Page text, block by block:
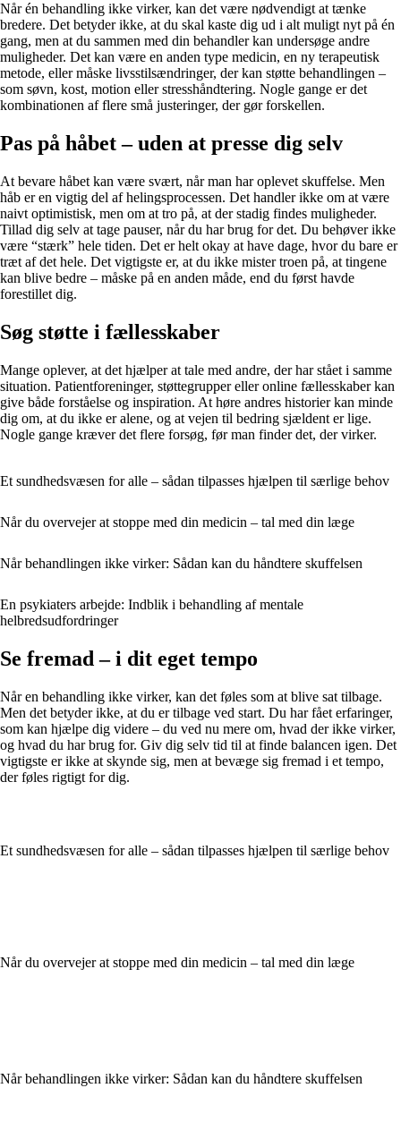
Når én behandling ikke virker, kan det være nødvendigt at tænke
bredere. Det betyder ikke, at du skal kaste dig ud i alt muligt nyt på én
gang, men at du sammen med din behandler kan undersøge andre
muligheder. Det kan være en anden type medicin, en ny terapeutisk
metode, eller måske livsstilsændringer, der kan støtte behandlingen –
som søvn, kost, motion eller stresshåndtering. Nogle gange er det
kombinationen af flere små justeringer, der gør forskellen.
Pas på håbet – uden at presse dig selv
At bevare håbet kan være svært, når man har oplevet skuffelse. Men
håb er en vigtig del af helingsprocessen. Det handler ikke om at være
naivt optimistisk, men om at tro på, at der stadig findes muligheder.
Tillad dig selv at tage pauser, når du har brug for det. Du behøver ikke
være “stærk” hele tiden. Det er helt okay at have dage, hvor du bare er
træt af det hele. Det vigtigste er, at du ikke mister troen på, at tingene
kan blive bedre – måske på en anden måde, end du først havde
forestillet dig.
Søg støtte i fællesskaber
Mange oplever, at det hjælper at tale med andre, der har stået i samme
situation. Patientforeninger, støttegrupper eller online fællesskaber kan
give både forståelse og inspiration. At høre andres historier kan minde
dig om, at du ikke er alene, og at vejen til bedring sjældent er lige.
Nogle gange kræver det flere forsøg, før man finder det, der virker.
Et sundhedsvæsen for alle – sådan tilpasses hjælpen til særlige behov
Når du overvejer at stoppe med din medicin – tal med din læge
Når behandlingen ikke virker: Sådan kan du håndtere skuffelsen
En psykiaters arbejde: Indblik i behandling af mentale
helbredsudfordringer
Se fremad – i dit eget tempo
Når en behandling ikke virker, kan det føles som at blive sat tilbage.
Men det betyder ikke, at du er tilbage ved start. Du har fået erfaringer,
som kan hjælpe dig videre – du ved nu mere om, hvad der ikke virker,
og hvad du har brug for. Giv dig selv tid til at finde balancen igen. Det
vigtigste er ikke at skynde sig, men at bevæge sig fremad i et tempo,
der føles rigtigt for dig.
Et sundhedsvæsen for alle – sådan tilpasses hjælpen til særlige behov
Når du overvejer at stoppe med din medicin – tal med din læge
Når behandlingen ikke virker: Sådan kan du håndtere skuffelsen